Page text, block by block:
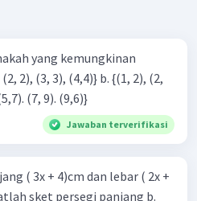
yang kemungkinan
(6,9). (8,7)} d. {(3.4), (5,7). (7, 9). (9,6)}
Jawaban terverifikasi
( 3x + 4)cm dan lebar ( 2x +
sket persegi panjang b.